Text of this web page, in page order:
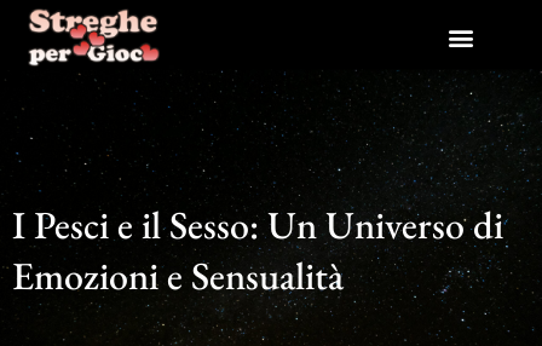
contenuto
I Pesci e il Sesso: Un Universo di
Emozioni e Sensualità